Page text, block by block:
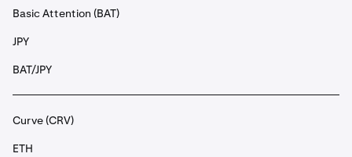
Basic Attention (BAT)
JPY
BAT/JPY
Curve (CRV)
ETH